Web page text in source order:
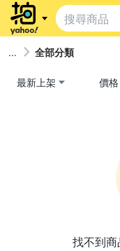
全部分類
最新上架 價格
找不到商